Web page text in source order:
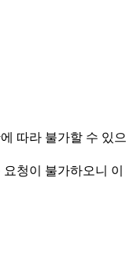
따라 불가할 수 있으
청이 불가하오니 이